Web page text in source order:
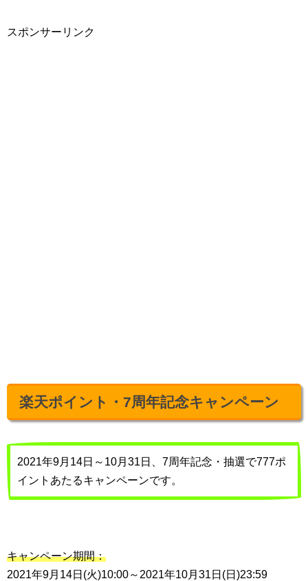
スポンサーリンク
楽天ポイント・7周年記念キャンペーン
2021年9月14日～10月31日、7周年記念・抽選で777ポ
イントあたるキャンペーンです。
キャンペーン期間：
2021年9月14日(火)10:00～2021年10月31日(日)23:59